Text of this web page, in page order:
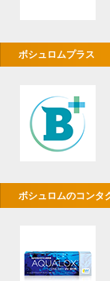
ボシュロムプラス
ボシュロムのコンタ